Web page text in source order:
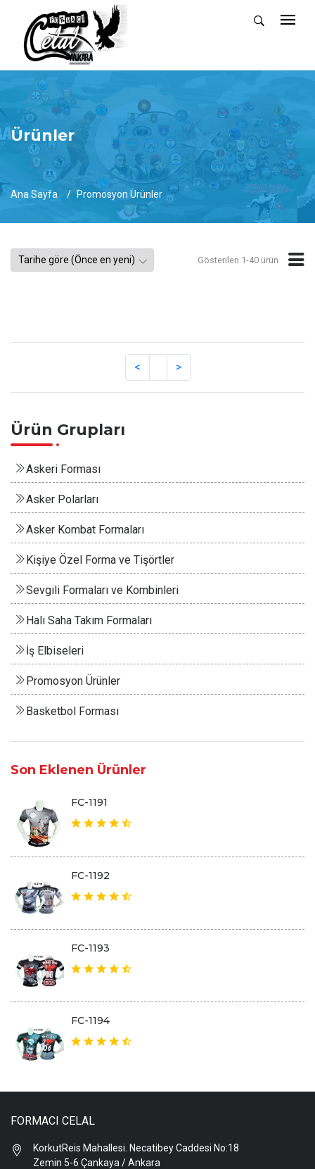
Ürünler
Ana Sayfa Promosyon Ürünler
Gösterilen 1-40 ürün
Ürün Grupları
Askeri Forması
Asker Polarları
Asker Kombat Formaları
Kişiye Özel Forma ve Tişörtler
Sevgili Formaları ve Kombinleri
Halı Saha Takım Formaları
İş Elbiseleri
Promosyon Ürünler
Basketbol Forması
Son Eklenen Ürünler
FC-1191
FC-1192
FC-1193
FC-1194
FORMACI CELAL
KorkutReis Mahallesi. Necatibey Caddesi No:18
Zemin 5-6 Çankaya / Ankara